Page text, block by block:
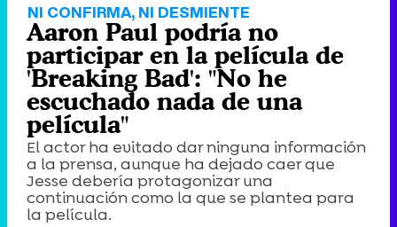
NI CONFIRMA, NI DESMIENTE
Aaron Paul podría no
participar en la película de
'Breaking Bad': "No he
escuchado nada de una
película"
El actor ha evitado dar ninguna información
a la prensa, aunque ha dejado caer que
Jesse debería protagonizar una
continuación como la que se plantea para
la película.